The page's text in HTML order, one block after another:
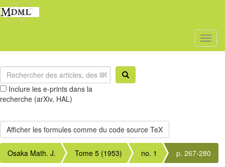
Inclure les e-prints dans la
recherche (arXiv, HAL)
Osaka Math. J. Tome 5 (1953) no. 1 p. 267-280